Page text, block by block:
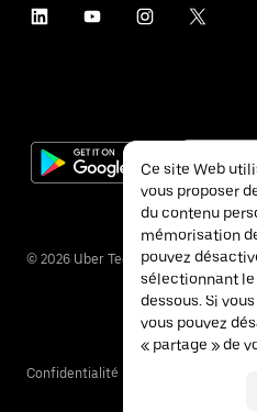
© 2026 Uber Technologies Inc.
Confidentialité
Ce site Web
vous proposer
du contenu
mémorisation
pouvez
sélectionnant le
dessous. Si
vous pouvez
« partage » de